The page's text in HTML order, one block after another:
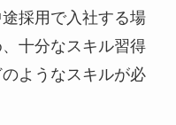
採用で入社する場
十分なスキル習得
ようなスキルが必